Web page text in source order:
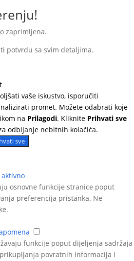
zaprimljena.
potvrdu sa svim detaljima.
vaše iskustvo, isporučiti
promet. Možete odabrati koje
na Prilagodi. Kliknite Prihvati sve
odbijanje nebitnih kolačića.
sve
aktivno
osnovne funkcije stranice poput
preferencija pristanka. Ne
funkcije poput dijeljenja sadržaja
povratnih informacija i